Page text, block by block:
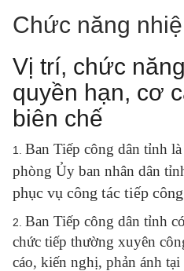
Chức năng
Vị trí, chức
quyền hạn, cơ
biên chế
1. Ban Tiếp công dân tỉnh
phòng Ủy ban nhân dân
phục vụ công tác tiếp
2. Ban Tiếp công dân tỉnh
chức tiếp thường xuyên
cáo, kiến nghị, phản ánh